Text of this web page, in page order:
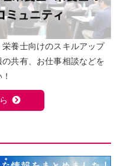
養士向けのスキルアップ
共有、お仕事相談などを